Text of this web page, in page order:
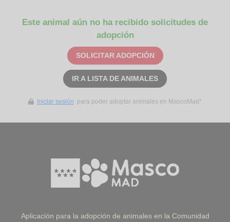
Este animal aún no ha recibido solicitudes de
adopción
SOLICITAR ADOPCIÓN
IR A LISTA DE ANIMALES
Iniciar sesión para poder adoptar animales en MascoMad*
Aplicación para la adopción de animales en la Comunidad